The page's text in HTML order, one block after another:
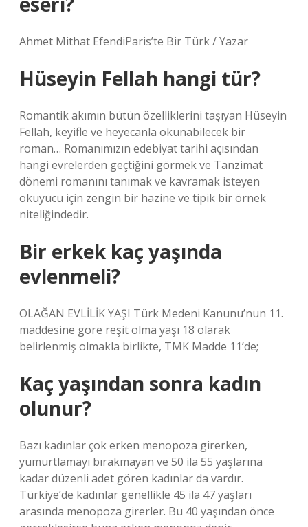
Ahmet Mithat EfendiParis’te Bir Türk / Yazar
Hüseyin Fellah hangi tür?
Romantik akımın bütün özelliklerini taşıyan Hüseyin
Fellah, keyifle ve heyecanla okunabilecek bir
roman… Romanımızın edebiyat tarihi açısından
hangi evrelerden geçtiğini görmek ve Tanzimat
dönemi romanını tanımak ve kavramak isteyen
okuyucu için zengin bir hazine ve tipik bir örnek
niteliğindedir.
Bir erkek kaç yaşında
evlenmeli?
OLAĞAN EVLİLİK YAŞI Türk Medeni Kanunu’nun 11.
maddesine göre reşit olma yaşı 18 olarak
belirlenmiş olmakla birlikte, TMK Madde 11’de;
Kaç yaşından sonra kadın
olunur?
Bazı kadınlar çok erken menopoza girerken,
yumurtlamayı bırakmayan ve 50 ila 55 yaşlarına
kadar düzenli adet gören kadınlar da vardır.
Türkiye’de kadınlar genellikle 45 ila 47 yaşları
arasında menopoza girerler. Bu 40 yaşından önce